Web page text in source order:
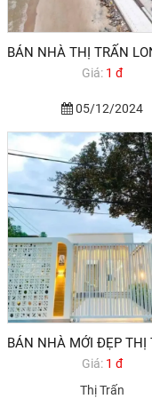
Giá: 1 đ
05/12/2024
Giá: 1 đ
Thị Trấn